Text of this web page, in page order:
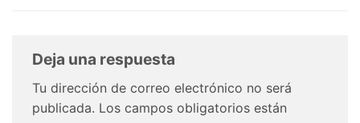
Deja una respuesta
Tu dirección de correo electrónico no será
publicada. Los campos obligatorios están